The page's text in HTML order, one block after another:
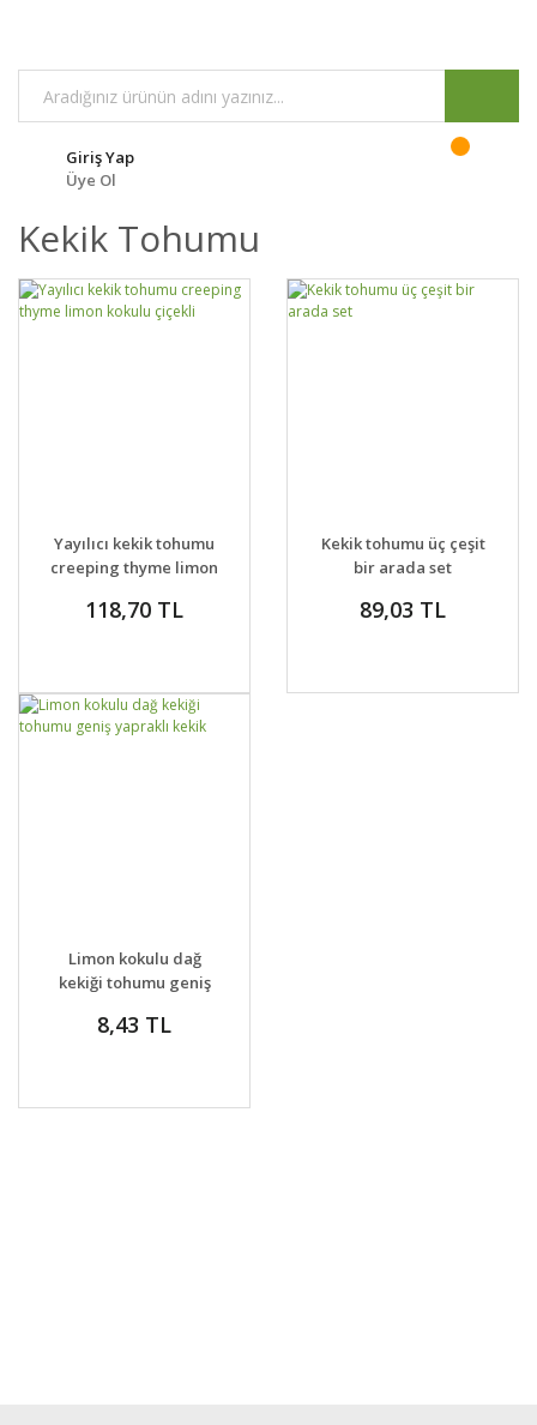
Giriş Yap
Üye Ol
Kekik Tohumu
DETAYLAR SEPETE EKLE
Yayılıcı kekik tohumu
creeping thyme limon
118,70 TL
DETAYLAR
VER
Kekik tohumu üç çeşit
bir arada set
89,03 TL
DETAYLAR
VER
Limon kokulu dağ
kekiği tohumu geniş
8,43 TL